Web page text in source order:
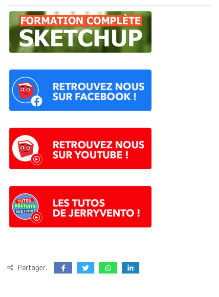
Partager: